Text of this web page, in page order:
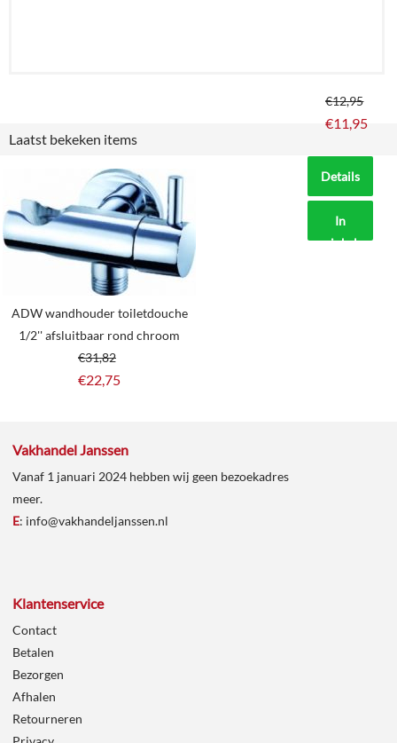
€12,95
€11,95
Details
In
winkelmand
Laatst bekeken items
ADW wandhouder toiletdouche
1/2'' afsluitbaar rond chroom
€31,82
€22,75
Vakhandel Janssen
Vanaf 1 januari 2024 hebben wij geen bezoekadres
meer.
E: info@vakhandeljanssen.nl
Klantenservice
Contact
Betalen
Bezorgen
Afhalen
Retourneren